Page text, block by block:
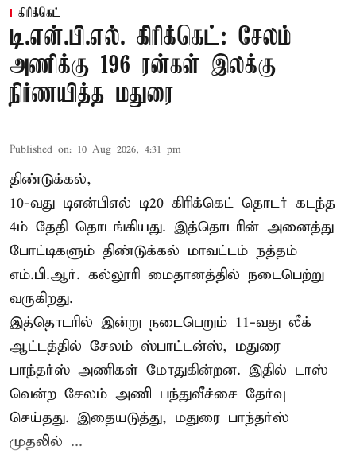
கிரிக்கெட்
டி.என்.பி.எல். கிரிக்கெட்: சேலம்
அணிக்கு 196 ரன்கள் இலக்கு
நிர்ணயித்த மதுரை
Published on: 10 Aug 2026, 4:31 pm
திண்டுக்கல்,
10-வது டிஎன்பிஎல் டி20 கிரிக்கெட் தொடர் கடந்த
4ம் தேதி தொடங்கியது. இத்தொடரின் அனைத்து
போட்டிகளும் திண்டுக்கல் மாவட்டம் நத்தம்
எம்.பி.ஆர். கல்லூரி மைதானத்தில் நடைபெற்று
வருகிறது.
இத்தொடரில் இன்று நடைபெறும் 11-வது லீக்
ஆட்டத்தில் சேலம் ஸ்பாட்டன்ஸ், மதுரை
பாந்தர்ஸ் அணிகள் மோதுகின்றன. இதில் டாஸ்
வென்ற சேலம் அணி பந்துவீச்சை தேர்வு
செய்தது. இதையடுத்து, மதுரை பாந்தர்ஸ்
முதலில் ...